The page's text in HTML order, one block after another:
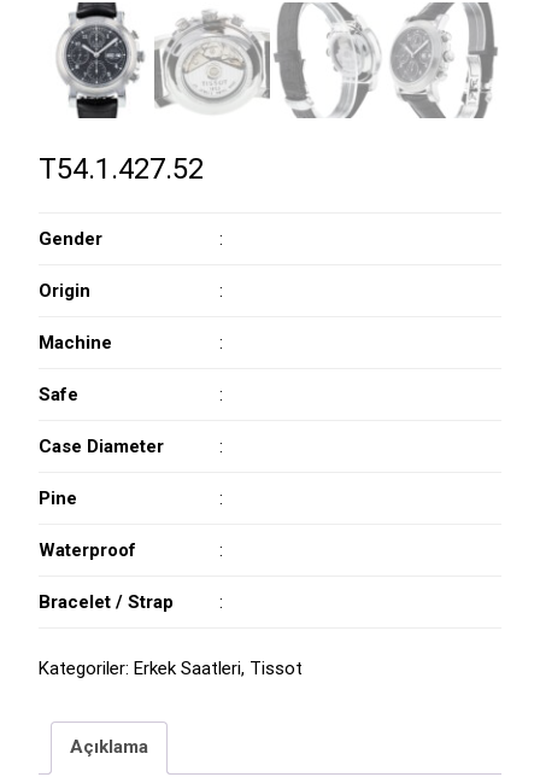
T54.1.427.52
Gender :
Origin :
Machine :
Safe :
Case Diameter :
Pine :
Waterproof :
Bracelet / Strap :
Kategoriler: Erkek Saatleri, Tissot
Açıklama